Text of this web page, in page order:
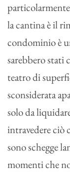
la cantina è il
condominio è
sarebbero stati
teatro di
sconsiderata
solo da
intravedere ciò
sono schegge
momenti che